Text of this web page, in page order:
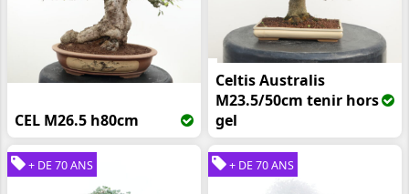
CEL M26.5 h80cm
Celtis Australis
M23.5/50cm tenir hors
gel
+ DE 70 ANS + DE 70 ANS